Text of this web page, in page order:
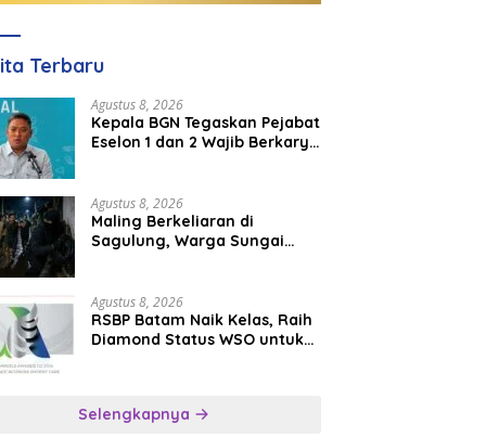
Terbaru
Agustus 8, 2026
Kepala BGN Tegaskan Pejabat
Eselon 1 dan 2 Wajib Berkarya
Agustus 8, 2026
Maling Berkeliaran di
Sagulung, Warga Sungai
Agustus 8, 2026
RSBP Batam Naik Kelas, Raih
Diamond Status WSO untuk
Selengkapnya